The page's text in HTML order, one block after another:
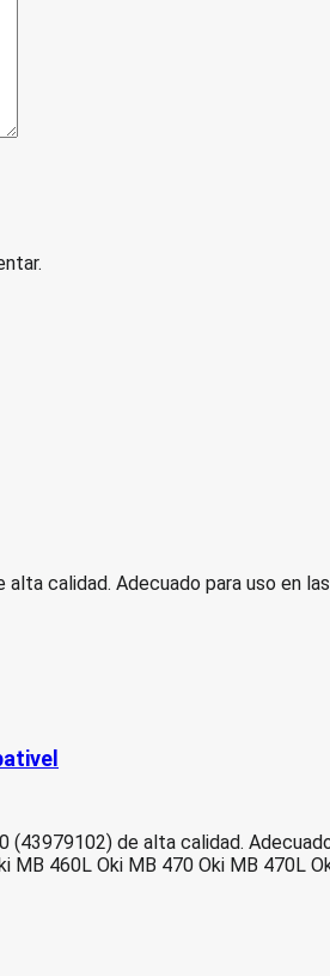
calidad. Adecuado para uso en
de alta calidad.
MB 460L Oki MB 470 Oki MB 470L